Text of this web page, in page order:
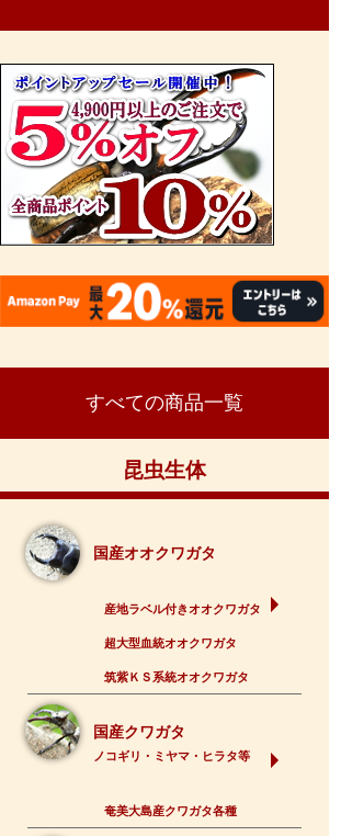
すべての商品一覧
昆虫生体
国産オオクワガタ
産地ラベル付きオオクワガタ
超大型血統オオクワガタ
筑紫ＫＳ系統オオクワガタ
国産クワガタ
ノコギリ・ミヤマ・ヒラタ等
奄美大島産クワガタ各種